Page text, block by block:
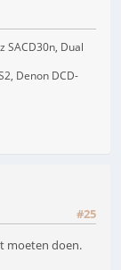
SACD30n, Dual
Denon DCD-
#25
moeten doen.